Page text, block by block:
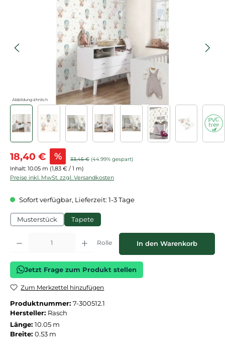
Abbildung ähnlich
Verkaufspreis:
18,40 € % Regulärer Preis:
33,45 € (44.99% gespart)
Inhalt: 10.05 m (1,83 € / 1 m)
Preise inkl. MwSt. zzgl. Versandkosten
Sofort verfügbar, Lieferzeit: 1-3 Tage
Musterstück Tapete
Produkt Anzahl: Gib den gewünschten Wert ein oder benutze die
Rolle In den Warenkorb
Jetzt Frage zum Produkt stellen
Zum Merkzettel hinzufügen
Produktnummer: 7-300512.1
Hersteller: Rasch
Länge: 10.05 m
Breite: 0.53 m